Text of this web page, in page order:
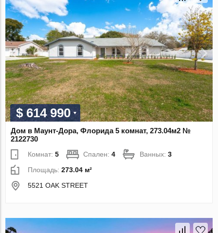
$ 614 990
Дом в Маунт-Дора, Флорида 5 комнат, 273.04м2 №
2122730
Комнат:5 Спален:4 Ванных:3
Площадь:273.04 м²
5521 OAK STREET